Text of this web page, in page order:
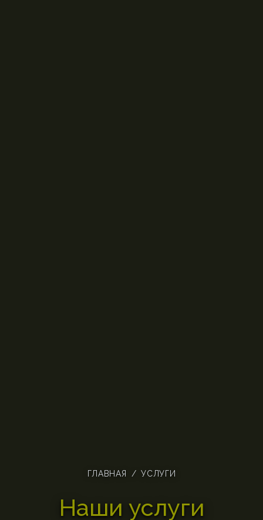
ГЛАВНАЯ / УСЛУГИ
Наши услуги